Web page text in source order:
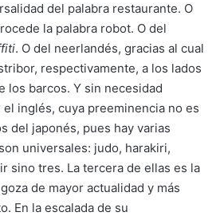
del palabra restaurante. O
la palabra robot. O del
. O del neerlandés, gracias al cual
respectivamente, a los lados
los barcos. Y sin necesidad
inglés, cuya preeminencia no es
del japonés, pues hay varias
universales: judo, harakiri,
sino tres. La tercera de ellas es la
de mayor actualidad y más
En la escalada de su